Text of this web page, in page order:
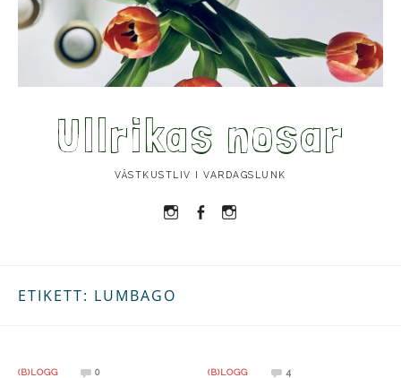
Ullrikas nosar
VÄSTKUSTLIV I VARDAGSLUNK
Instagram
Facebook
ETIKETT: LUMBAGO
(B)LOGG 0 (B)LOGG 4